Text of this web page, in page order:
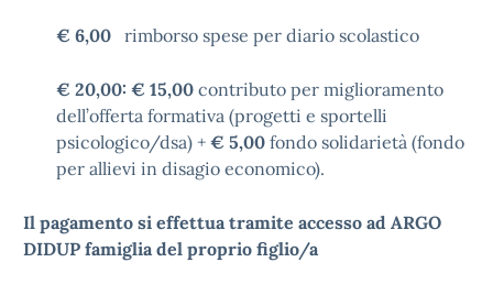
€ 6,00 rimborso spese per diario scolastico
€ 20,00: € 15,00 contributo per miglioramento
dell’offerta formativa (progetti e sportelli
psicologico/dsa) + € 5,00 fondo solidarietà (fondo
per allievi in disagio economico).
Il pagamento si effettua tramite accesso ad ARGO
DIDUP famiglia del proprio figlio/a